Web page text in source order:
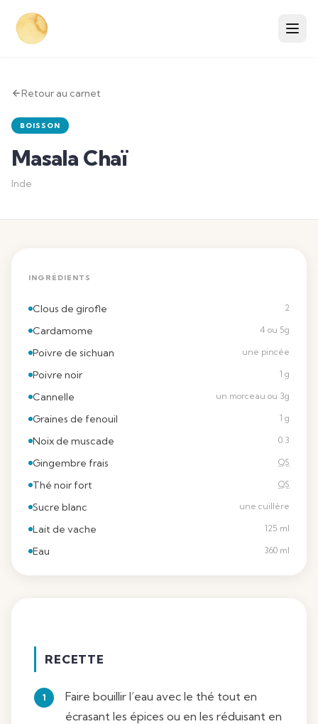
Retour au carnet
BOISSON
Masala Chaï
Inde
INGRÉDIENTS
Clous de girofle 2
Cardamome 4 ou 5g
Poivre de sichuan une pincée
Poivre noir 1 g
Cannelle un morceau ou 3g
Graines de fenouil 1 g
Noix de muscade 0.3
Gingembre frais QS
Thé noir fort QS
Sucre blanc une cuillère
Lait de vache 125 ml
Eau 360 ml
RECETTE
Faire bouillir l’eau avec le thé tout en
écrasant les épices ou en les réduisant en